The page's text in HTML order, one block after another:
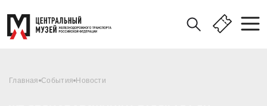
Главная События Новости